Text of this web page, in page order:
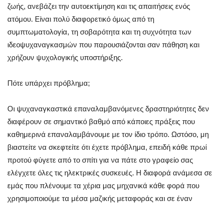
ζωής, ανεβάζει την αυτοεκτίμηση και τις απαιτήσεις ενός
ατόμου. Είναι πολύ διαφορετικό όμως από τη
συμπτωματολογία, τη σοβαρότητα και τη συχνότητα των
ιδεοψυχαναγκασμών που παρουσιάζονται σαν πάθηση και
χρήζουν ψυχολογικής υποστήριξης.
Πότε υπάρχει πρόβλημα;
Οι ψυχαναγκαστικά επαναλαμβανόμενες δραστηριότητες δεν
διαφέρουν σε σημαντικό βαθμό από κάποιες πράξεις που
καθημερινά επαναλαμβάνουμε με τον ίδιο τρόπο. Ωστόσο, μη
βιαστείτε να σκεφτείτε ότι έχετε πρόβλημα, επειδή κάθε πρωί
προτού φύγετε από το σπίτι για να πάτε στο γραφείο σας
ελέγχετε όλες τις ηλεκτρικές συσκευές. Η διαφορά ανάμεσα σε
εμάς που πλένουμε τα χέρια μας μηχανικά κάθε φορά που
χρησιμοποιούμε τα μέσα μαζικής μεταφοράς και σε έναν